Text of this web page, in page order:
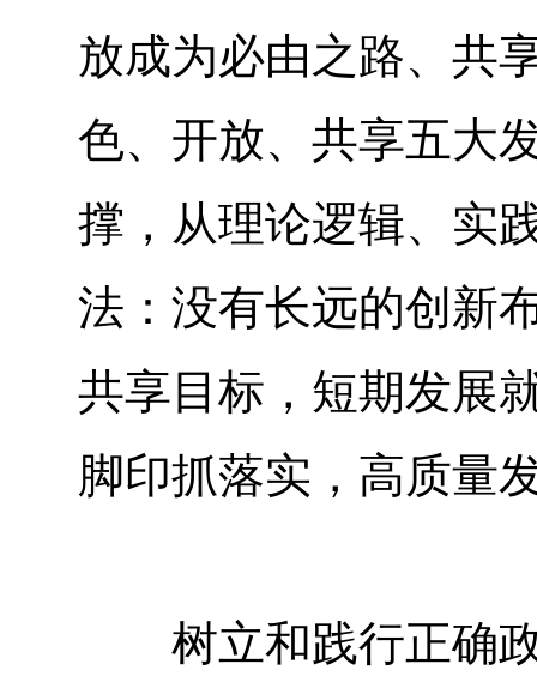
放成为必由之路、共
色、开放、共享五大
撑，从理论逻辑、实
法：没有长远的创新
共享目标，短期发展
脚印抓落实，高质量
树立和践行正确政